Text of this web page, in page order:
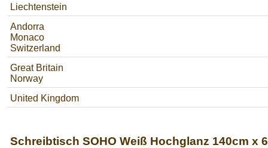
Liechtenstein
Andorra
Monaco
Switzerland
Great Britain
Norway
United Kingdom
Schreibtisch SOHO Weiß Hochglanz 140cm x